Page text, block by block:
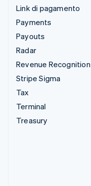
Link di pagamento
Payments
Payouts
Radar
Revenue Recognition
Stripe Sigma
Tax
Terminal
Treasury